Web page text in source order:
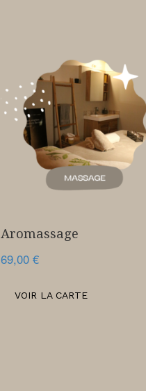
Aromassage
69,00 €
VOIR LA CARTE